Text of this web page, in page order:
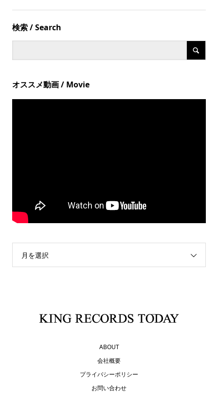
検索 / Search
オススメ動画 / Movie
月を選択
ABOUT
会社概要
プライバシーポリシー
お問い合わせ